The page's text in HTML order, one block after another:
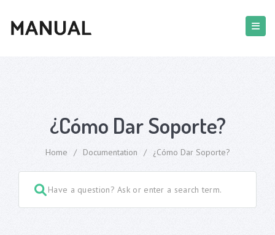
¿Cómo Dar Soporte?
Home / Documentation / ¿Cómo Dar Soporte?